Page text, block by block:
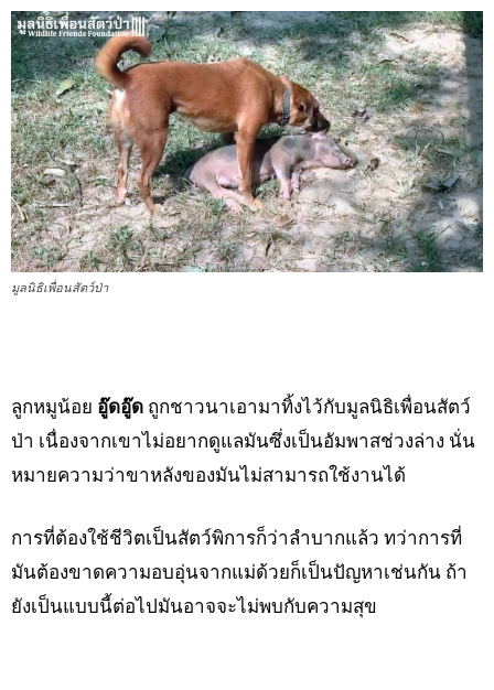
มูลนิธิเพื่อนสัตว์ป่า
ลูกหมูน้อย อู๊ดอู๊ด ถูกชาวนาเอามาทิ้งไว้กับมูลนิธิเพื่อนสัตว์
ป่า เนื่องจากเขาไม่อยากดูแลมันซึ่งเป็นอัมพาสช่วงล่าง นั่น
หมายความว่าขาหลังของมันไม่สามารถใช้งานได้
การที่ต้องใช้ชีวิตเป็นสัตว์พิการก็ว่าลำบากแล้ว ทว่าการที่
มันต้องขาดความอบอุ่นจากแม่ด้วยก็เป็นปัญหาเช่นกัน ถ้า
ยังเป็นแบบนี้ต่อไปมันอาจจะไม่พบกับความสุข